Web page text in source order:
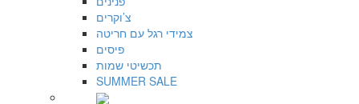
צ’וקרים
צמידי רגל עם חריטה
פיסים
תכשיטי שמות
SUMMER SALE